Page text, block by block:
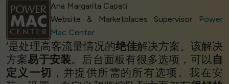
Ana Margarita Capati
Website & Marketplaces Supervisor
Power
Mac Center
‘是处理高客流量情况的绝佳解决方案。该解决
方案易于安装。后台面板有很多选项，可以 自
定义一切 ，并提供所需的所有选项。我在安